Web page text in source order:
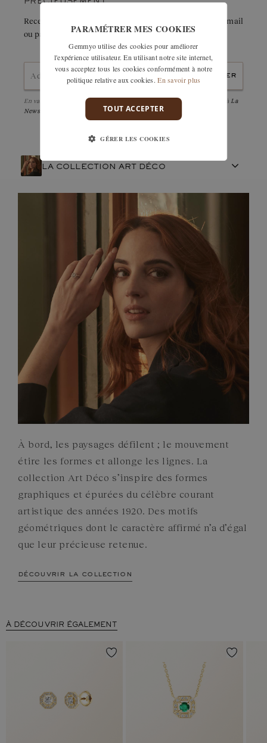
PRÉCIEUSEMENT.
Recevez immédiatement le détail de cette création par e-mail
ou partagez-la facilement avec un proche.
envoyer
En validant, j'accepte la et d'être abonné à La
Newsletter
LA COLLECTION ART DÉCO
ARTISANAT FRANÇAIS
ENGAGEMENTS
À bord, les paysages défilent ; le mouvement
étire les formes et allonge les lignes. La
collection Art Déco s’inspire des formes
graphiques et épurées du célèbre courant
artistique des années 1920. Des motifs
géométriques dont le caractère affirmé n’a d’égal
que leur précieuse retenue.
découvrir la collection
À DÉCOUVRIR ÉGALEMENT
PARAMÉTRER MES COOKIES
Gemmyo utilise des cookies pour améliorer
l'expérience utilisateur. En utilisant notre site internet,
vous acceptez tous les cookies conformément à notre
politique relative aux cookies. En savoir plus
TOUT ACCEPTER
GÉRER LES COOKIES